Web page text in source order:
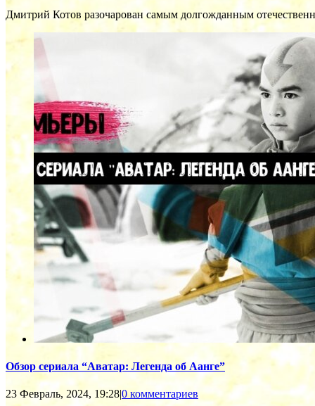
Дмитрий Котов разочарован самым долгожданным
Обзор сериала “Аватар: Легенда об Аанге”
23 Февраль, 2024, 19:28|0 комментариев